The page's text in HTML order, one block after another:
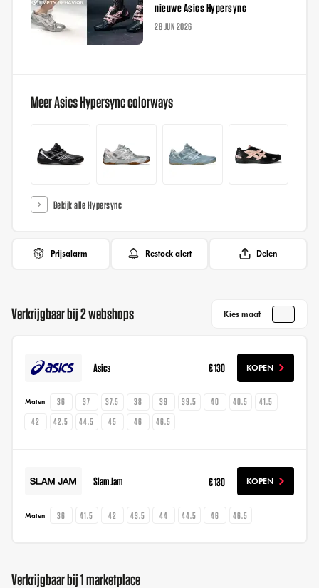
nieuwe Asics Hypersync
28 JUN 2026
Meer Asics Hypersync colorways
Bekijk alle Hypersync
Prijsalarm Restock alert Delen
Verkrijgbaar bij 2 webshops Kies maat
Asics € 130 KOPEN
Maten 36 37 37.5 38 39 39.5 40 40.5
41.5
42
42.5 44.5 45 46 46.5
Slam Jam € 130 KOPEN
Maten 36 41.5 42 43.5 44 44.5 46 46.5
Verkrijgbaar bij 1 marketplace